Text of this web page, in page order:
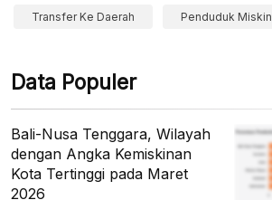
Transfer Ke Daerah Penduduk Miskin
Data Populer
Bali-Nusa Tenggara, Wilayah
dengan Angka Kemiskinan
Kota Tertinggi pada Maret
2026